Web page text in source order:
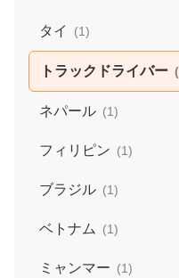
タイ (1)
トラックドライバー
ネパール (1)
フィリピン (1)
ブラジル (1)
ベトナム (1)
ミャンマー (1)